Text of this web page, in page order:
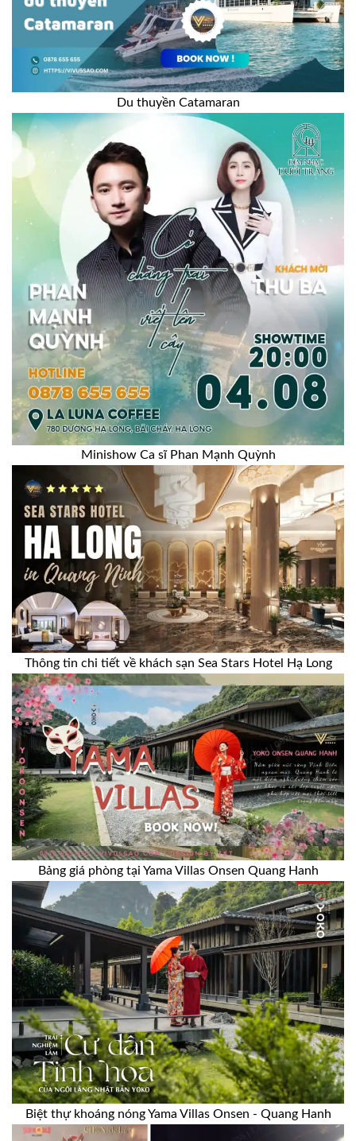
Du thuyền Catamaran
Minishow Ca sĩ Phan Mạnh Quỳnh
Thông tin chi tiết về khách sạn Sea Stars Hotel Hạ Long
Bảng giá phòng tại Yama Villas Onsen Quang Hanh
Biệt thự khoáng nóng Yama Villas Onsen - Quang Hanh